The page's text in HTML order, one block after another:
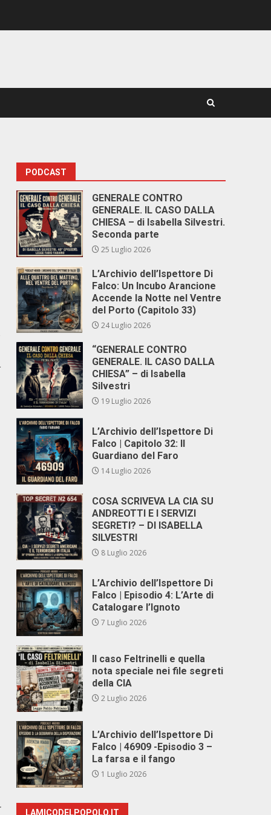
PODCAST
GENERALE CONTRO
GENERALE. IL CASO DALLA
CHIESA – di Isabella Silvestri.
Seconda parte
25 Luglio 2026
L’Archivio dell’Ispettore Di
Falco: Un Incubo Arancione
Accende la Notte nel Ventre
del Porto (Capitolo 33)
24 Luglio 2026
“GENERALE CONTRO
GENERALE. IL CASO DALLA
CHIESA” – di Isabella
Silvestri
19 Luglio 2026
L’Archivio dell’Ispettore Di
Falco | Capitolo 32: Il
Guardiano del Faro
14 Luglio 2026
COSA SCRIVEVA LA CIA SU
ANDREOTTI E I SERVIZI
SEGRETI? – DI ISABELLA
SILVESTRI
8 Luglio 2026
L’Archivio dell’Ispettore Di
Falco | Episodio 4: L’Arte di
Catalogare l’Ignoto
7 Luglio 2026
Il caso Feltrinelli e quella
nota speciale nei file segreti
della CIA
2 Luglio 2026
L’Archivio dell’Ispettore Di
Falco | 46909 -Episodio 3 –
La farsa e il fango
1 Luglio 2026
LAMICODELPOPOLO.IT